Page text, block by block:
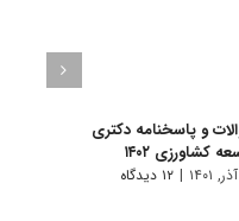
و پاسخنامه دکتری
کشاورزی ۱۴۰۲
| ۱۲ دیدگاه